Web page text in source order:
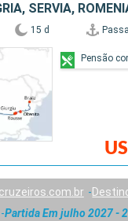
15 d
Pensão
Partida Em julho 2027 -